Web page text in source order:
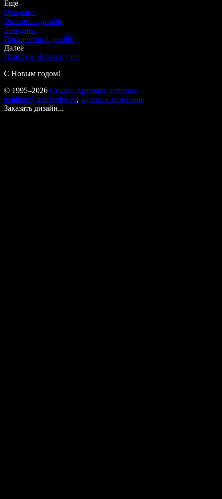
Еще
Общепит
Экспресс-дизайн
Брендинг
Графический дизайн
Далее
Плакат к Новому году
С Новым годом!
© 1995–2026 Студия Артемия Лебедева
mailbox@artlebedev.ru, адреса и телефоны
Заказать дизайн...